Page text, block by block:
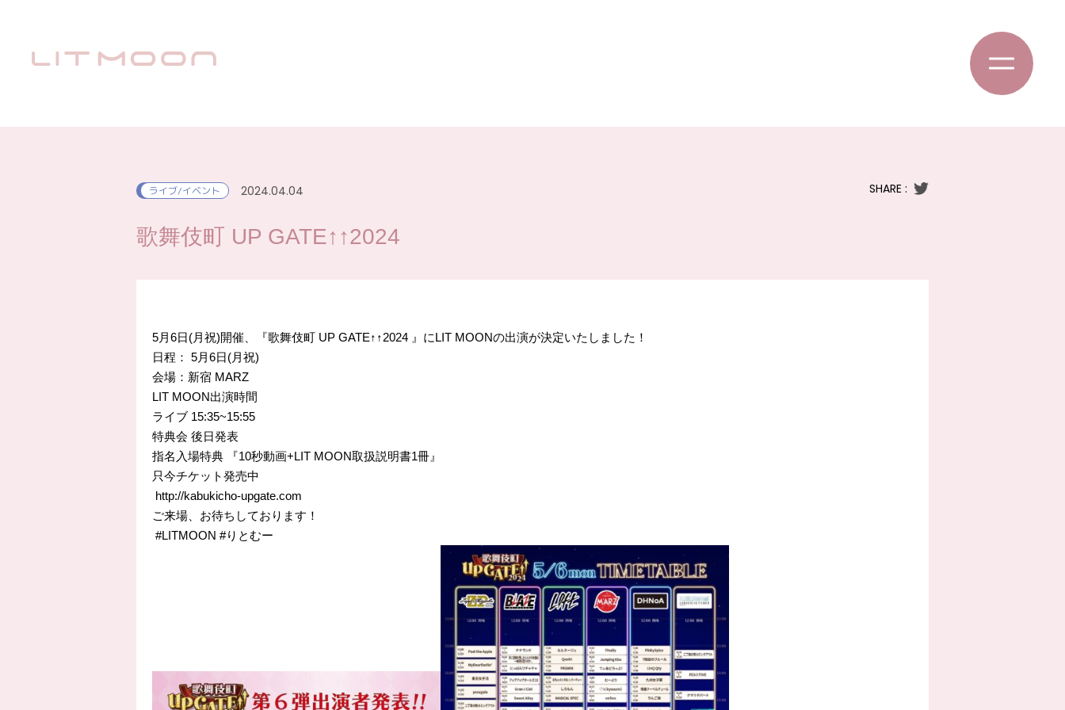
ライブ/イベント 2024.04.04 SHARE :
歌舞伎町 UP GATE↑↑2024
5月6日(月祝)開催、『歌舞伎町 UP GATE↑↑2024 』にLIT MOONの出演が決定いたしました！
日程： 5月6日(月祝)
会場：新宿 MARZ
LIT MOON出演時間
ライブ 15:35~15:55
特典会 後日発表
指名入場特典 『10秒動画+LIT MOON取扱説明書1冊』
只今チケット発売中
http://kabukicho-upgate.com
ご来場、お待ちしております！
#LITMOON #りとむー